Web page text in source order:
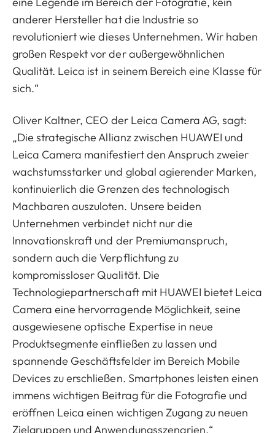
anderer Hersteller hat die Industrie so
revolutioniert wie dieses Unternehmen. Wir haben
großen Respekt vor der außergewöhnlichen
Qualität. Leica ist in seinem Bereich eine Klasse für
sich.“
Oliver Kaltner, CEO der Leica Camera AG, sagt:
„Die strategische Allianz zwischen HUAWEI und
Leica Camera manifestiert den Anspruch zweier
wachstumsstarker und global agierender Marken,
kontinuierlich die Grenzen des technologisch
Machbaren auszuloten. Unsere beiden
Unternehmen verbindet nicht nur die
Innovationskraft und der Premiumanspruch,
sondern auch die Verpflichtung zu
kompromissloser Qualität. Die
Technologiepartnerschaft mit HUAWEI bietet Leica
Camera eine hervorragende Möglichkeit, seine
ausgewiesene optische Expertise in neue
Produktsegmente einfließen zu lassen und
spannende Geschäftsfelder im Bereich Mobile
Devices zu erschließen. Smartphones leisten einen
immens wichtigen Beitrag für die Fotografie und
eröffnen Leica einen wichtigen Zugang zu neuen
Zielgruppen und Anwendungsszenarien.“